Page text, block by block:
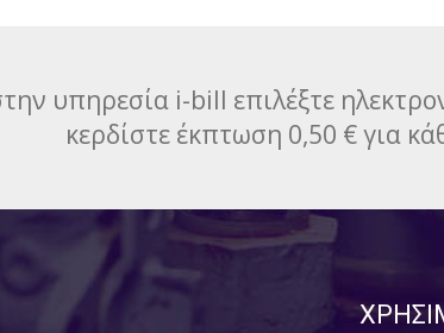
υπηρεσία i-bill επιλέξτε
κερδίστε έκπτωση 0,50 € για